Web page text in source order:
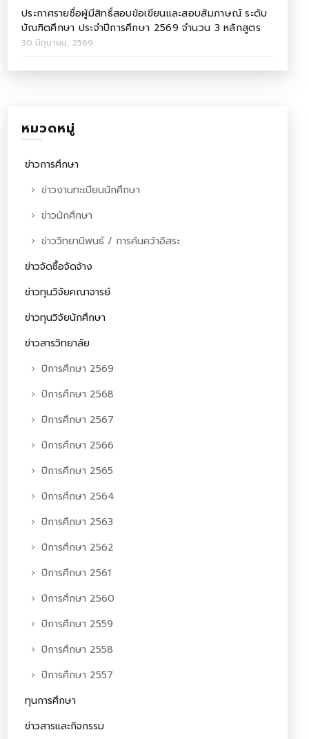
ประกาศรายชื่อผู้มีสิทธิ์สอบข้อเขียนและสอบสัมภาษณ์ ระดับ
บัณฑิตศึกษา ประจำปีการศึกษา 2569 จำนวน 3 หลักสูตร
30 มิถุนายน, 2569
หมวดหมู่
ข่าวการศึกษา
ข่าวงานทะเบียนนักศึกษา
ข่าวนักศึกษา
ข่าววิทยานิพนธ์ / การค้นคว้าอิสระ
ข่าวจัดซื้อจัดจ้าง
ข่าวทุนวิจัยคณาจารย์
ข่าวทุนวิจัยนักศึกษา
ข่าวสารวิทยาลัย
ปีการศึกษา 2569
ปีการศึกษา 2568
ปีการศึกษา 2567
ปีการศึกษา 2566
ปีการศึกษา 2565
ปีการศึกษา 2564
ปีการศึกษา 2563
ปีการศึกษา 2562
ปีการศึกษา 2561
ปีการศึกษา 2560
ปีการศึกษา 2559
ปีการศึกษา 2558
ปีการศึกษา 2557
ทุนการศึกษา
ข่าวสารและกิจกรรม